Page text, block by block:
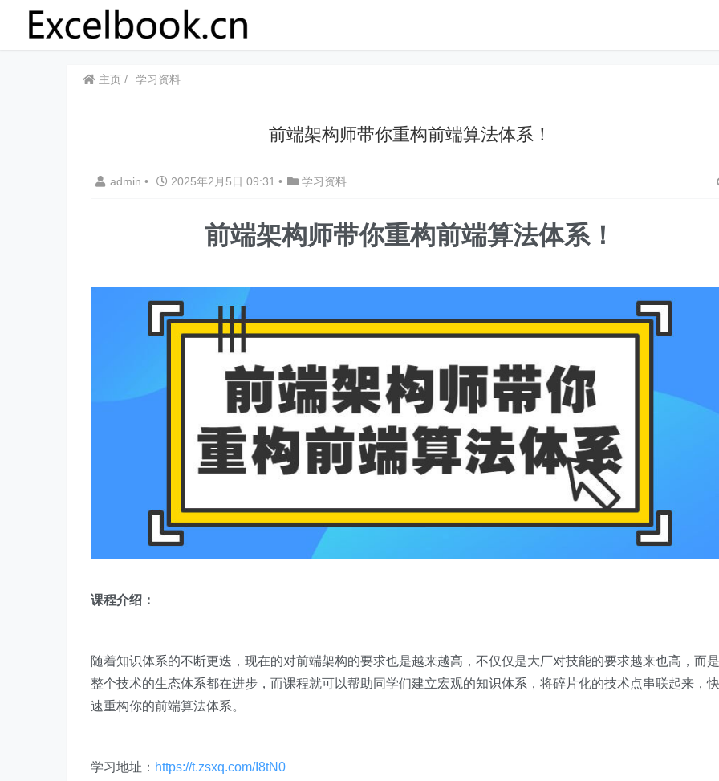
主页 学习资料
前端架构师带你重构前端算法体系！
admin • 2025年2月5日 09:31 • 学习资料
前端架构师带你重构前端算法体系！
课程介绍：
随着知识体系的不断更迭，现在的对前端架构的要求也是越来越高，不仅仅是大厂对技能的要求越来也高，而是
整个技术的生态体系都在进步，而课程就可以帮助同学们建立宏观的知识体系，将碎片化的技术点串联起来，快
速重构你的前端算法体系。
学习地址： https://t.zsxq.com/I8tN0